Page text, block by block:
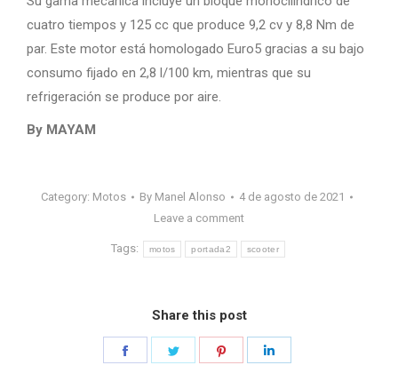
cuatro tiempos y 125 cc que produce 9,2 cv y ​​8,8 Nm de
par. Este motor está homologado Euro5 gracias a su bajo
consumo fijado en 2,8 l/100 km, mientras que su
refrigeración se produce por aire.
By MAYAM
Category: Motos By Manel Alonso
4 de agosto de 2021
Leave a comment
Tags: motos portada2 scooter
Share this post